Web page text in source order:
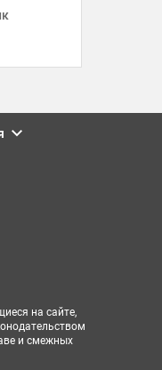
на сайте,
и смежных